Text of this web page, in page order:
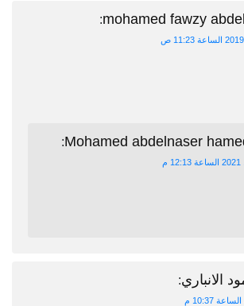
mohamed fawzy
:
Mohamed abdelnaser
:
الانباري: